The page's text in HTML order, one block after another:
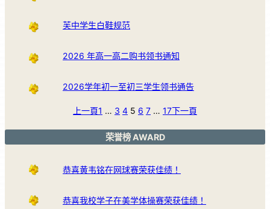
芙中学生白鞋规范
2026 年高一高二购书领书通知
2026学年初一至初三学生领书通告
上一頁1 … 3 4 5 6 7 … 17下一頁
荣誉榜 AWARD
恭喜黄韦铭在网球赛荣获佳绩！
恭喜我校学子在美学体操赛荣获佳绩！